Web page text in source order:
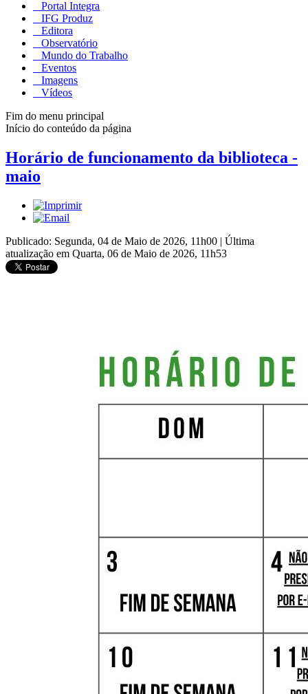
Portal Integra
IFG Produz
Editora
Observatório
Mundo do Trabalho
Eventos
Imagens
Vídeos
Fim do menu principal
Início do conteúdo da página
Horário de funcionamento da biblioteca -
maio
Publicado: Segunda, 04 de Maio de 2026, 11h00 | Última
atualização em Quarta, 06 de Maio de 2026, 11h53